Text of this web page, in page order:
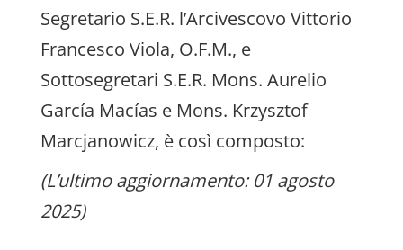
Segretario S.E.R. l’Arcivescovo Vittorio
Francesco Viola, O.F.M., e
Sottosegretari S.E.R. Mons. Aurelio
García Macías e Mons. Krzysztof
Marcjanowicz, è così composto:
(L’ultimo aggiornamento: 01 agosto
2025)